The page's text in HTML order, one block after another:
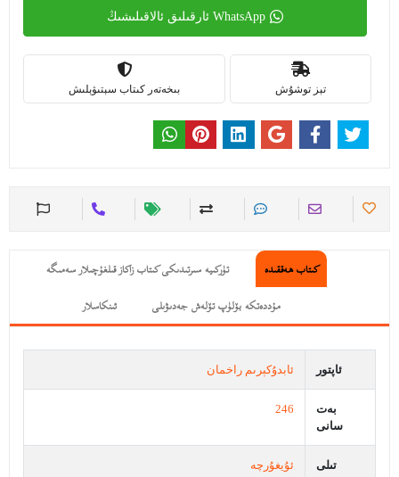
WhatsApp ئارقىلىق ئالاقىلىشىڭ
تېز توشۇش بىخەتەر كىتاب سېتىۋېلىش
كىتاب ھەققىدە تۈركىيە سىرتىدىكى كىتاب زاكاز قىلغۇچىلار سەمىگە
مۇددەتكە بۆلۈپ تۆلەش جەدىۋىلى ئىنكاسلار
ئاپتور ئابدۇكېرىم راخمان
بەت
سانى
246
تىلى ئۇيغۇرچە